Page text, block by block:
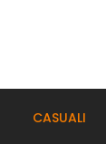
CASUALI